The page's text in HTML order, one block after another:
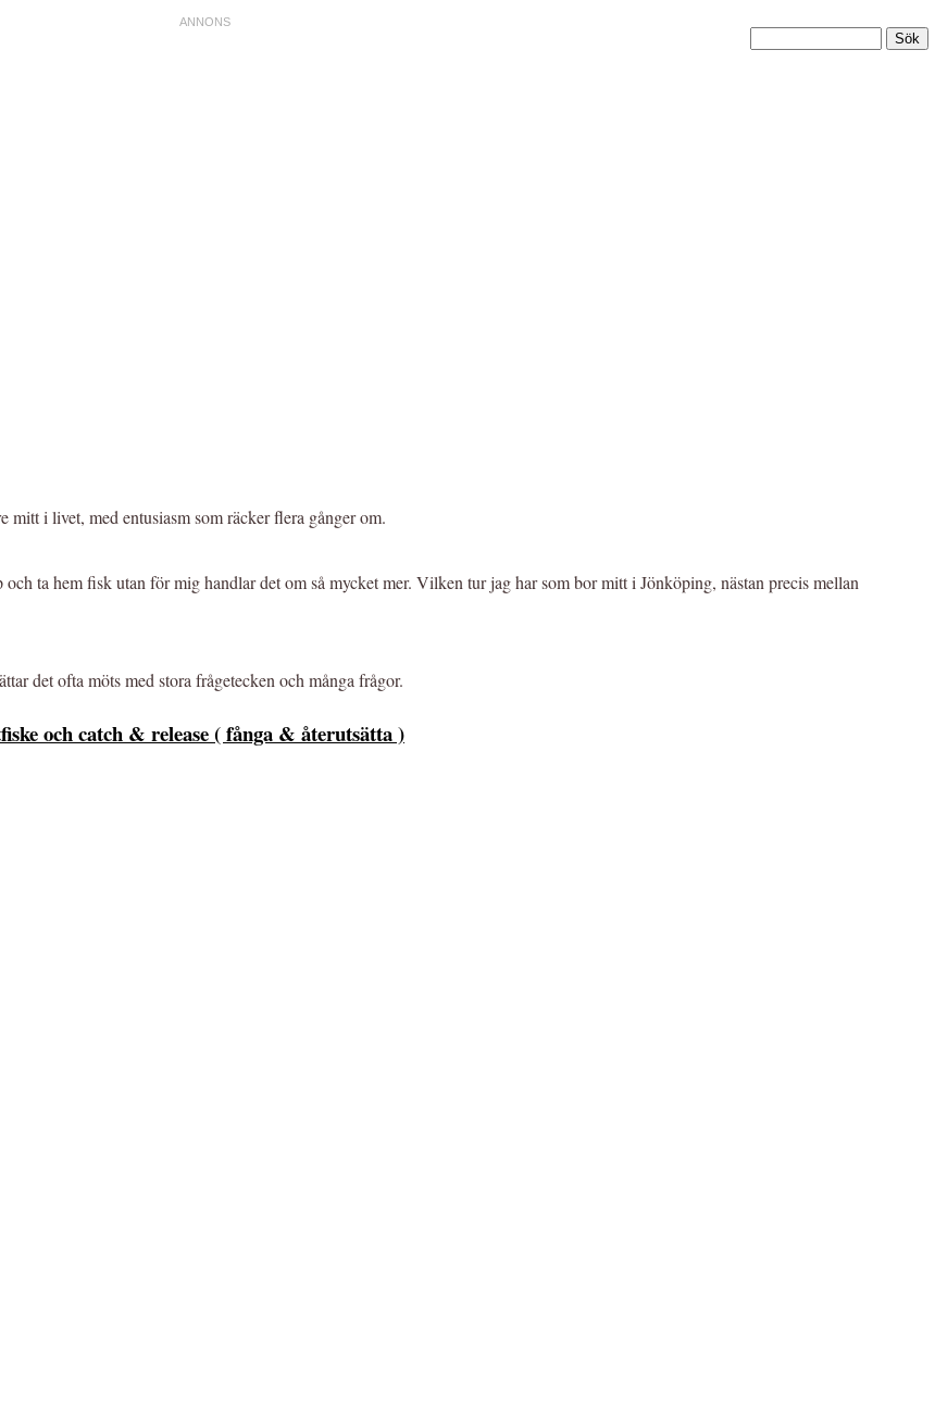
mitt i livet, med entusiasm som räcker flera gånger om.
ta hem fisk utan för mig handlar det om så mycket mer. Vilken tur jag har som bor mitt i Jönköping, nästan precis mellan
det ofta möts med stora frågetecken och många frågor.
och catch & release ( fånga & återutsätta )